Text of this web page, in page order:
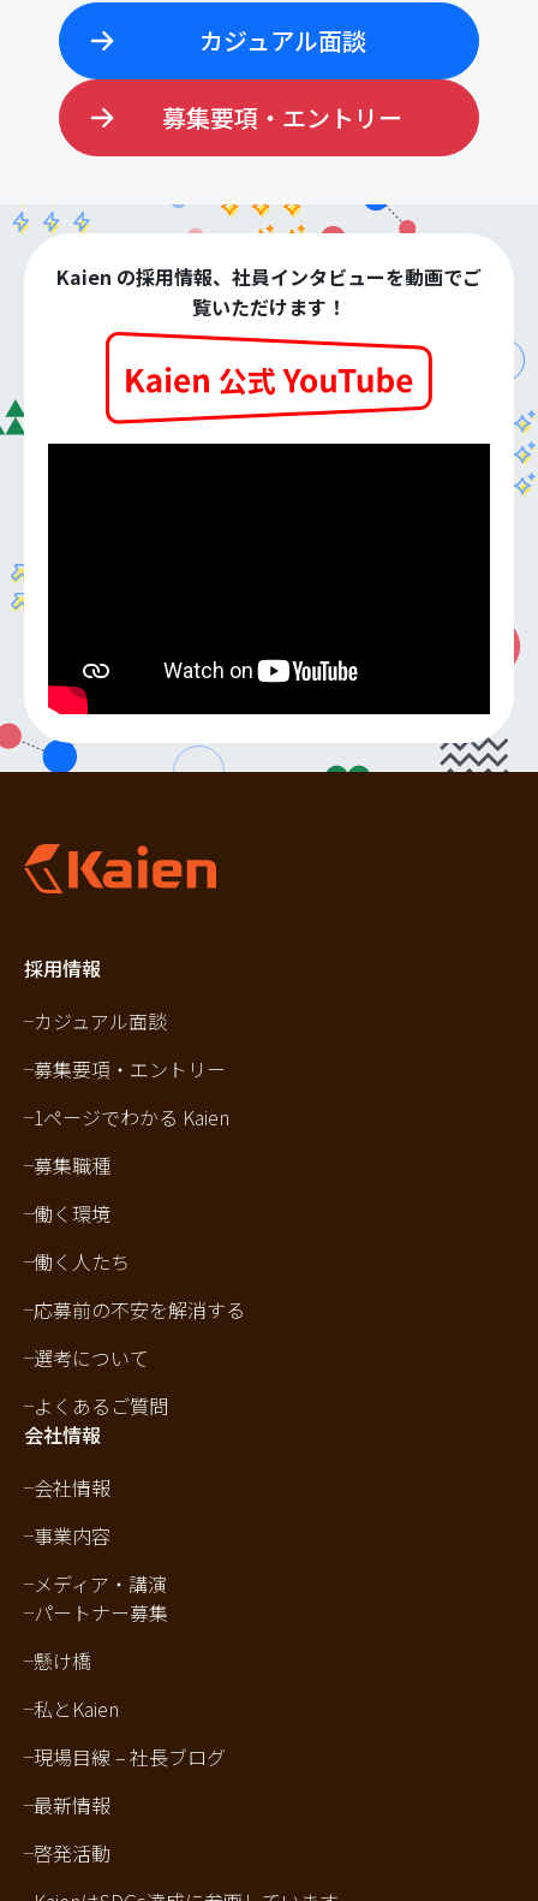
カジュアル面談
募集要項・エントリー
Kaien の採用情報、社員インタビューを動画でご
覧いただけます！
採用情報
カジュアル面談
募集要項・エントリー
1ページでわかる Kaien
募集職種
働く環境
働く人たち
応募前の不安を解消する
選考について
よくあるご質問
会社情報
会社情報
事業内容
メディア・講演
パートナー募集
懸け橋
私とKaien
現場目線 – 社長ブログ
最新情報
啓発活動